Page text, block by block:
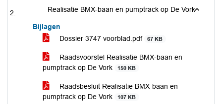
Realisatie BMX-baan en pumptrack op De Vork
Bijlagen
Dossier 3747 voorblad.pdf
67 KB
Raadsvoorstel Realisatie BMX-baan en
pumptrack op De Vork
150 KB
Raadsbesluit Realisatie BMX-baan en
pumptrack op De Vork
107 KB